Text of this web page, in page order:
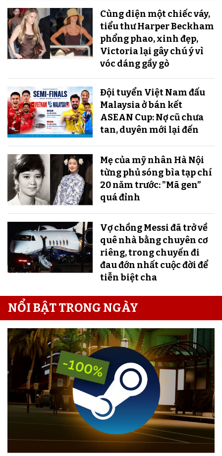
Cùng diện một chiếc váy,
tiểu thư Harper Beckham
phổng phao, xinh đẹp,
Victoria lại gây chú ý vì
vóc dáng gầy gò
Đội tuyển Việt Nam đấu
Malaysia ở bán kết
ASEAN Cup: Nợ cũ chưa
tan, duyên mới lại đến
Mẹ của mỹ nhân Hà Nội
từng phủ sóng bìa tạp chí
20 năm trước: "Mã gen”
quá đỉnh
Vợ chồng Messi đã trở về
quê nhà bằng chuyên cơ
riêng, trong chuyến đi
đau đớn nhất cuộc đời để
tiễn biệt cha
NỔI BẬT TRONG NGÀY